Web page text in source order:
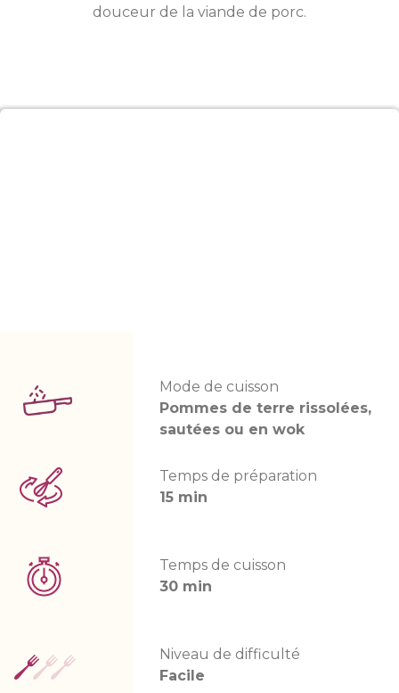
douceur de la viande de porc.
Mode de cuisson
Pommes de terre rissolées,
sautées ou en wok
Temps de préparation
15 min
Temps de cuisson
30 min
Niveau de difficulté
Facile